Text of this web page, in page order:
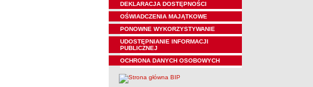
DEKLARACJA DOSTĘPNOŚCI
OŚWIADCZENIA MAJĄTKOWE
PONOWNE WYKORZYSTYWANIE
UDOSTĘPNIANIE INFORMACJI
PUBLICZNEJ
OCHRONA DANYCH OSOBOWYCH